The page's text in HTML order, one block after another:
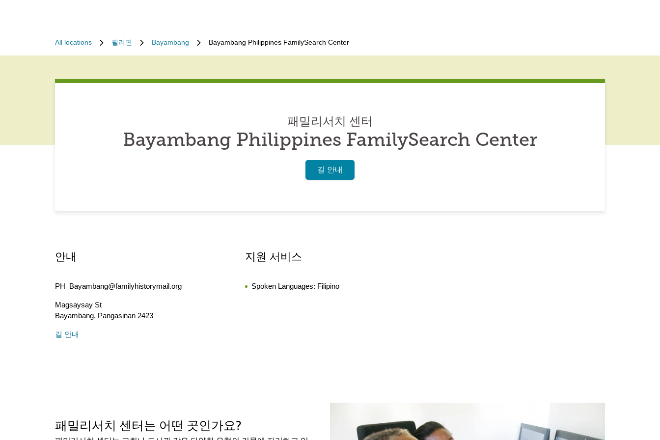
All locations 필리핀 Bayambang Bayambang Philippines FamilySearch Center
패밀리서치 센터
Bayambang Philippines FamilySearch Center
길 안내
안내
PH_Bayambang@familyhistorymail.org
Magsaysay St
Bayambang, Pangasinan 2423
길 안내
지원 서비스
Spoken Languages: Filipino
패밀리서치 센터는 어떤 곳인가요?